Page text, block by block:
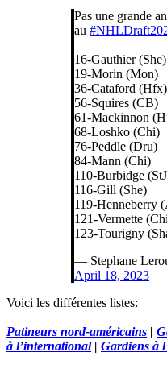
Pas une grande
au
16-Gauthier (She)
19-Morin (Mon)
36-Cataford (Hfx)
56-Squires (CB)
61-Mackinnon
68-Loshko (Chi)
76-Peddle (Dru)
84-Mann (Chi)
110-Burbidge
116-Gill (She)
119-Henneberry
121-Vermette
123-Tourigny
— Stephane
April 18, 2023
Voici les différentes listes:
Patineurs nord-américains |
à l’international| Gardiens à